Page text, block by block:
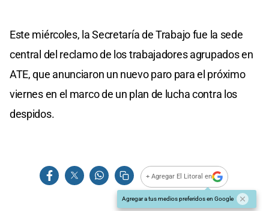
Este miércoles, la Secretaría de Trabajo fue la sede
central del reclamo de los trabajadores agrupados en
ATE, que anunciaron un nuevo paro para el próximo
viernes en el marco de un plan de lucha contra los
despidos.
+ Agregar El Litoral en
Agregar a tus medios preferidos en Google